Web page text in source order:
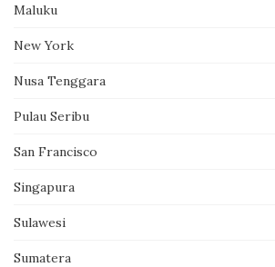
Maluku
New York
Nusa Tenggara
Pulau Seribu
San Francisco
Singapura
Sulawesi
Sumatera